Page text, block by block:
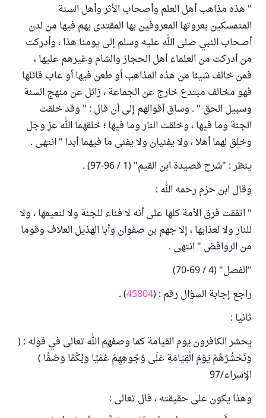
" هذه مذاهب أهل العلم وأصحاب الأثر وأهل السنة
المتمسكين بعروتها المعروفين بها المقتدى بهم فيها من لدن
أصحاب النبي صلى الله عليه وسلم إلى يومنا هذا ، وأدركت
من أدركت من العلماء أهل الحجاز والشام وغيرهم عليها ،
فمن خالف شيئا من هذه المذاهب أو طعن فيها أو عاب قائلها
فهو مخالف مبتدع خارج عن الجماعة ، زائل عن منهج السنة
وسبيل الحق " . وساق أقوالهم إلى أن قال : " وقد خلقت
الجنة وما فيها ، وخلقت النار وما فيها ؛ خلقهما الله عز وجل
وخلق لهما أهلا ، ولا يفنيان ولا يفنى ما فيهما أبدا " انتهى .
ينظر : "شرح قصيدة ابن القيم" (1 / 96-97) .
وقال ابن حزم رحمه الله :
" اتفقت فرق الأمة كلها على أنه لا فناء للجنة ولا لنعيمها ، ولا
للنار ولا لعذابها ، إلا جهم بن صفوان وأبا الهذيل العلاف وقوما
من الروافض " انتهى .
"الفصل" (4 / 69-70)
راجع إجابة السؤال رقم : (45804
) .
ثانيا :
يحشر الكافرون يوم القيامة كما وصفهم الله تعالى في قوله : (
وَنَحْشُرُهُمْ يَوْمَ الْقِيَامَةِ عَلَى وُجُوهِهِمْ عُمْيًا وَبُكْمًا وَصُمًّا )
الإسراء/97
وهذا يكون على حقيقته ، قال تعالى :